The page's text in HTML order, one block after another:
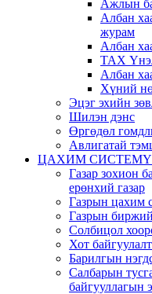
Ажлын
Албан
журам
Албан
ТАХ
Албан
Хүний
Эцэг эхийн
Шилэн дэнс
Өргөдөл
Авлигатай
ЦАХИМ
Газар зохион
ерөнхий газар
Газрын цахим
Газрын
Солбицол
Хот
Барилгын
Салбарын
байгууллагын